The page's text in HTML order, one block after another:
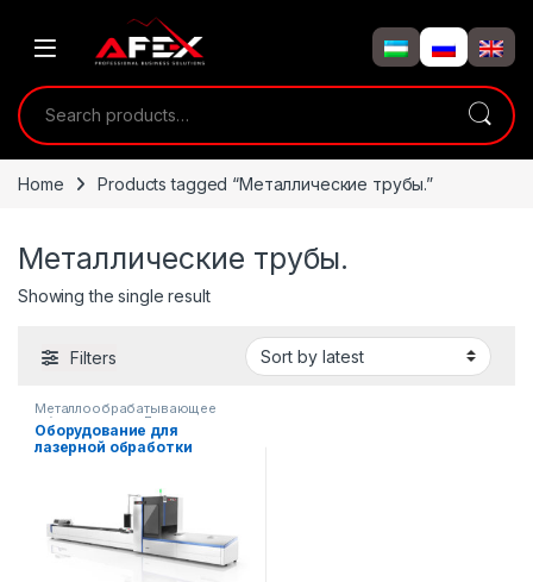
Search for:
Home Products tagged “Металлические трубы.”
Металлические трубы.
Showing the single result
Filters
Металлообрабатывающее
оборудование Лазерное
оборудование
Оборудование для
лазерной обработки